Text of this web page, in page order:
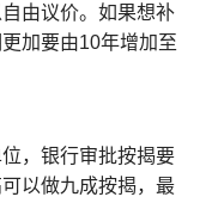
由议价。如果想补
加要由10年增加至
，银行审批按揭要
以做九成按揭，最